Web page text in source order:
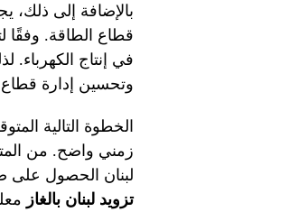
بالإضافة إلى ذلك،
قطاع الطاقة. وفقًا
في إنتاج الكهرباء.
وتحسين إدارة قطاع
الخطوة التالية
زمني واضح. من
لبنان الحصول على
تزويد لبنان بالغاز